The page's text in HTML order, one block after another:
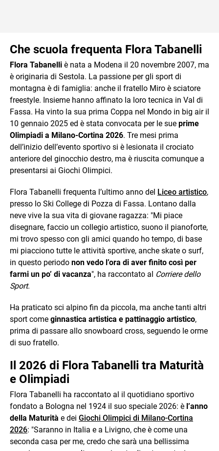
Che scuola frequenta Flora Tabanelli
Flora Tabanelli è nata a Modena il 20 novembre 2007, ma
è originaria di Sestola. La passione per gli sport di
montagna è di famiglia: anche il fratello Miro è sciatore
freestyle. Insieme hanno affinato la loro tecnica in Val di
Fassa. Ha vinto la sua prima Coppa nel Mondo in big air il
10 gennaio 2025 ed è stata convocata per le sue prime
Olimpiadi a Milano-Cortina 2026. Tre mesi prima
dell’inizio dell’evento sportivo si è lesionata il crociato
anteriore del ginocchio destro, ma è riuscita comunque a
presentarsi ai Giochi Olimpici.
Flora Tabanelli frequenta l’ultimo anno del Liceo artistico,
presso lo Ski College di Pozza di Fassa. Lontano dalla
neve vive la sua vita di giovane ragazza: "Mi piace
disegnare, faccio un collegio artistico, suono il pianoforte,
mi trovo spesso con gli amici quando ho tempo, di base
mi piacciono tutte le attività sportive, anche skate o surf,
in questo periodo non vedo l’ora di aver finito così per
farmi un po’ di vacanza", ha raccontato al Corriere dello
Sport.
Ha praticato sci alpino fin da piccola, ma anche tanti altri
sport come ginnastica artistica e pattinaggio artistico,
prima di passare allo snowboard cross, seguendo le orme
di suo fratello.
Il 2026 di Flora Tabanelli tra Maturità
e Olimpiadi
Flora Tabanelli ha raccontato al il quotidiano sportivo
fondato a Bologna nel 1924 il suo speciale 2026: è l’anno
della Maturità e dei Giochi Olimpici di Milano-Cortina
2026: "Saranno in Italia e a Livigno, che è come una
seconda casa per me, credo che sarà una bellissima